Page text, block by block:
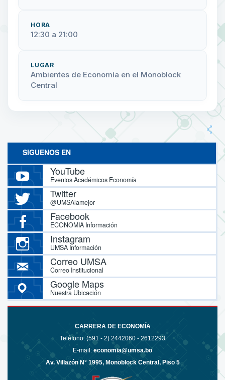
HORA
12:30 a 21:00
LUGAR
Ambientes de Economía en el Monoblock
Central
SIGUENOS EN
YouTube
Eventos Académicos Economía
Twitter
@UMSAlamejor
Facebook
ECONOMIA Información
Instagram
UMSA Información
Correo UMSA
Correo Institucional
Google Maps
Nuestra Ubicación
CARRERA DE ECONOMÍA
Teléfono: (591 - 2) 2442060 - 2612293
E-mail: economia@umsa.bo
Av. Villazón N° 1995, Monoblock Central, Piso 5